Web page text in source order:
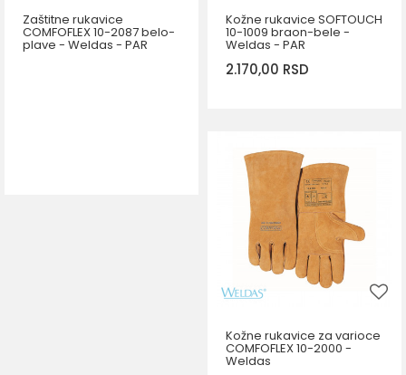
Zaštitne rukavice
COMFOFLEX 10-2087 belo-
plave - Weldas - PAR
Kožne rukavice SOFTOUCH
10-1009 braon-bele -
Weldas - PAR
2.170,00 RSD
L
Kožne rukavice za varioce
COMFOFLEX 10-2000 -
Weldas